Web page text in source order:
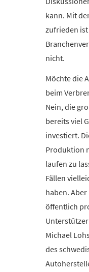
kann. Mit
zufrieden
nicht.
Möchte die
beim
Nein, die
bereits viel
investiert.
Produktion
laufen zu
Fällen
haben.
öffentlich
Michael
des